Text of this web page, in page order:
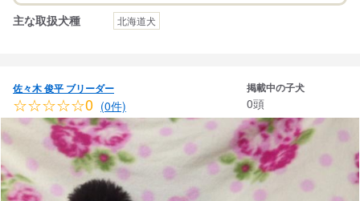
主な取扱犬種 北海道犬
佐々木 俊平 ブリーダー
☆☆☆☆☆0 (0件)
掲載中の子犬
0頭